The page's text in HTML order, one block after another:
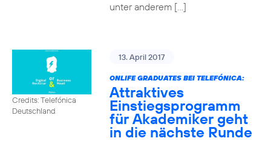
unter anderem […]
Credits: Telefónica
Deutschland
13. April 2017
ONLIFE GRADUATES BEI TELEFÓNICA:
Attraktives
Einstiegsprogramm
für Akademiker geht
in die nächste Runde